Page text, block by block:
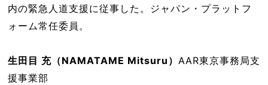
内の緊急人道支援に従事した。ジャパン・プラットフ
ォーム常任委員。
生田目 充（NAMATAME Mitsuru） AAR東京事務局支
援事業部